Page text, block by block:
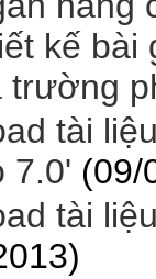
kế bài
trường
tài
7.0' (09/
tài